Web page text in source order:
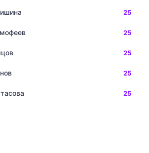
25
25
25
25
25